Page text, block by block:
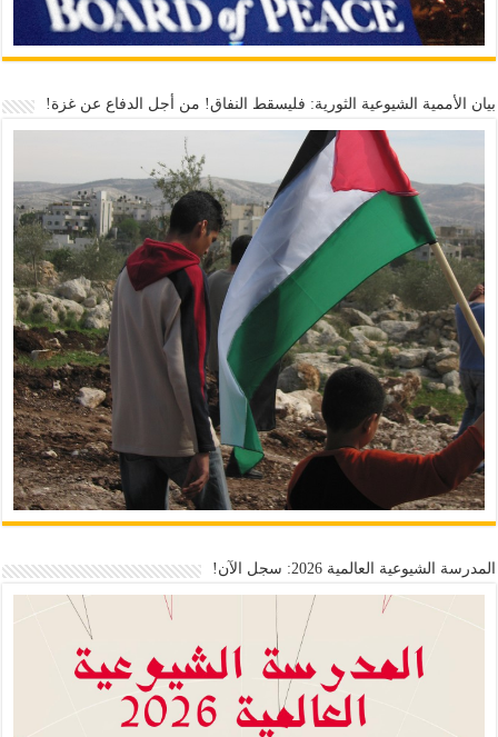
بيان الأممية الشيوعية الثورية: فليسقط النفاق! من أجل الدفاع عن غزة!
المدرسة الشيوعية العالمية 2026: سجل الآن!